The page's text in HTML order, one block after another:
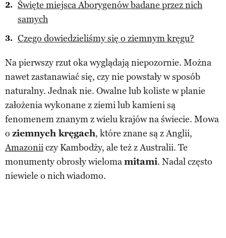
Święte miejsca Aborygenów badane przez nich
samych
Czego dowiedzieliśmy się o ziemnym kręgu?
Na pierwszy rzut oka wyglądają niepozornie. Można
nawet zastanawiać się, czy nie powstały w sposób
naturalny. Jednak nie. Owalne lub koliste w planie
założenia wykonane z ziemi lub kamieni są
fenomenem znanym z wielu krajów na świecie. Mowa
o ziemnych kręgach, które znane są z Anglii,
Amazoniiczy Kambodży, ale też z Australii. Te
monumenty obrosły wielomamitami. Nadal często
niewiele o nich wiadomo.